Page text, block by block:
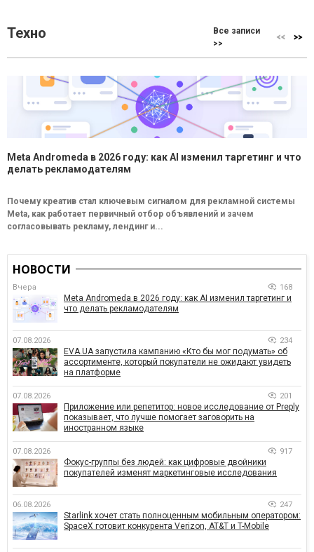
Техно
Все записи
>>
Meta Andromeda в 2026 году: как AI изменил таргетинг и что
делать рекламодателям
Почему креатив стал ключевым сигналом для рекламной системы
Meta, как работает первичный отбор объявлений и зачем
согласовывать рекламу, лендинг и...
НОВОСТИ
Вчера 168
Meta Andromeda в 2026 году: как AI изменил таргетинг и
что делать рекламодателям
07.08.2026 234
EVA.UA запустила кампанию «Кто бы мог подумать» об
ассортименте, который покупатели не ожидают увидеть
на платформе
07.08.2026 201
Приложение или репетитор: новое исследование от Preply
показывает, что лучше помогает заговорить на
иностранном языке
07.08.2026 917
Фокус-группы без людей: как цифровые двойники
покупателей изменят маркетинговые исследования
06.08.2026 247
Starlink хочет стать полноценным мобильным оператором:
SpaceX готовит конкурента Verizon, AT&T и T-Mobile